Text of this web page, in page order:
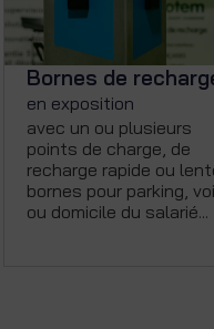
Bornes de
en exposition
avec un ou plusieurs
points de charge, de
recharge rapide ou
bornes pour parking,
ou domicile du salarié...